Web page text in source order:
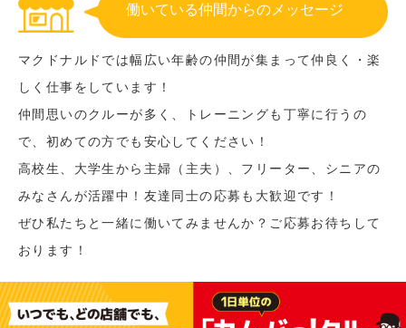
働いている仲間からのメッセージ
マクドナルドでは幅広い年齢の仲間が集まって仲良く・楽
しく仕事をしています！
仲間思いのクルーが多く、トレーニングも丁寧に行うの
で、初めての方でも安心してください！
高校生、大学生から主婦（主夫）、フリーター、シニアの
みなさんが活躍中！友達同士の応募も大歓迎です！
ぜひ私たちと一緒に働いてみませんか？ご応募お待ちして
おります！